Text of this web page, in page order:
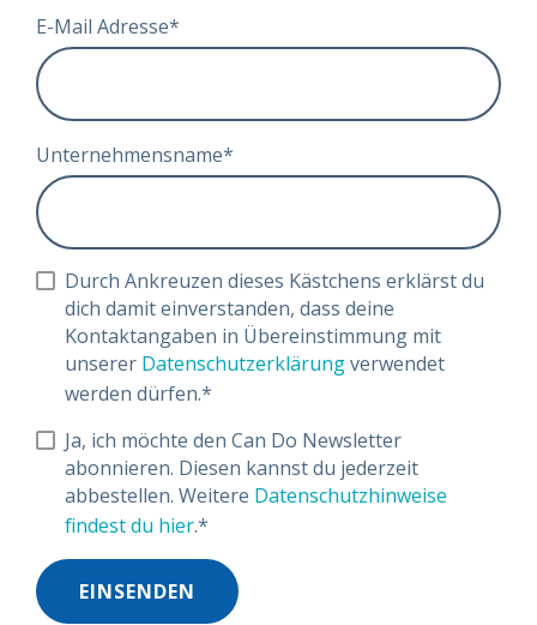
E-Mail Adresse*
Unternehmensname*
Durch Ankreuzen dieses Kästchens erklärst du
dich damit einverstanden, dass deine
Kontaktangaben in Übereinstimmung mit
unserer Datenschutzerklärungverwendet
werden dürfen.*
Ja, ich möchte den Can Do Newsletter
abonnieren. Diesen kannst du jederzeit
abbestellen. Weitere Datenschutzhinweise
findest du hier.*